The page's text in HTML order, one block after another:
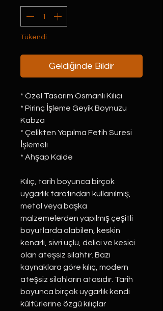
Tükendi
Geldiğinde Bildir
* Özel Tasarım Osmanlı Kılıcı
* Pirinç İşleme Geyik Boynuzu
Kabza
* Çelikten Yapılma Fetih Suresi
İşlemeli
* Ahşap Kaide
Kılıç, tarih boyunca birçok
uygarlık tarafından kullanılmış,
metal veya başka
malzemelerden yapılmış çeşitli
boyutlarda olabilen, keskin
kenarlı, sivri uçlu, delici ve kesici
olan ateşsiz silahtır. Bazı
kaynaklara göre kılıç, modern
ateşsiz silahların atasıdır. Tarih
boyunca birçok uygarlık kendi
kültürlerine özgü kılıçlar